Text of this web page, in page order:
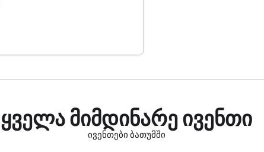
ყველა მიმდინარე ივენთი
ივენთები ბათუმში